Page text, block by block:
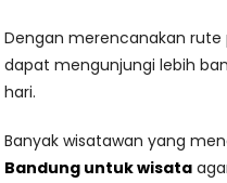
Dengan merencanakan rute
dapat mengunjungi lebih
hari.
Banyak wisatawan yang
Bandung untuk wisata